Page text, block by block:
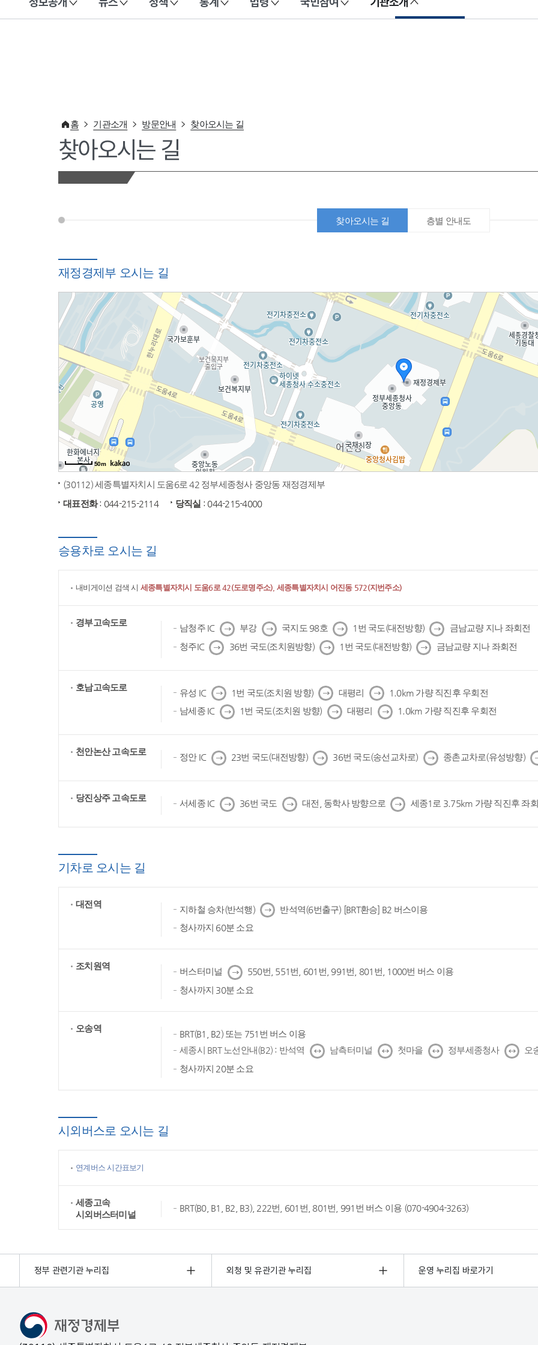
이 누리집은 대한민국 공식 전자정부 누리집입니다.
홈 기관소개 방문안내 찾아오시는 길
찾아오시는 길
찾아오시는 길 층별 안내도
재정경제부 오시는 길
50m
(30112) 세종특별자치시 도움6로 42 정부세종청사 중앙동 재정경제부
대표전화: 044-215-2114 당직실 : 044-215-4000
승용차로 오시는 길
내비게이션 검색 시 세종특별자치시 도움6로 42(도로명주소), 세종특별자치시 어진동 572(지번주소)
경부고속도로
남청주 IC 다
음
부강 다
음
국지도 98호 다
음
1번 국도(대전방향) 다
음
금남교량 지나 좌회전
청주IC 다
음
36번 국도(조치원방향) 다
음
1번 국도(대전방향) 다
음
금남교량 지나 좌회전
호남고속도로
유성 IC 다
음
1번 국도(조치원 방향) 다
음
대평리 다
음
1.0km 가량 직진후 우회전
남세종 IC 다
음
1번 국도(조치원 방향) 다
음
대평리 다
음
1.0km 가량 직진후 우회전
천안논산 고속도로
정안 IC 다
음
23번 국도(대전방향) 다
음
36번 국도(송선교차로) 다
음
종촌교차로(유성방향) 다
음
당진상주 고속도로
서세종 IC 다
음
36번 국도 다
음
대전, 동학사 방향으로 다
음
세종1로 3.75km 가량 직진후 좌
기차로 오시는 길
대전역
지하철 승차(반석행) 다
음
반석역(6번출구) [BRT환승] B2 버스이용
청사까지 60분 소요
조치원역
버스터미널 다
음
550번, 551번, 601번, 991번, 801번, 1000번 버스 이용
청사까지 30분 소요
오송역
BRT(B1, B2) 또는 751번 버스 이용
세종시 BRT 노선안내(B2) : 반석역 ↔ 남측터미널 ↔ 첫마을 ↔ 정부세종청사 ↔
오
청사까지 20분 소요
시외버스로 오시는 길
연계버스 시간표보기
세종고속
시외버스터미널
BRT(B0, B1, B2, B3), 222번, 601번, 801번, 991번 버스 이용 (070-4904-3263)
정부 관련기관 누리집 외청 및 유관기관 누리집 운영 누리집 바로가기